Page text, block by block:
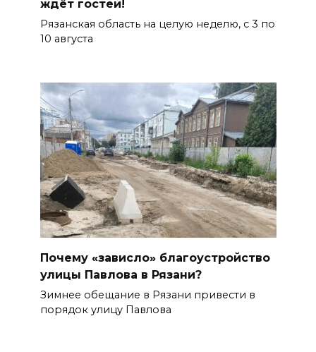
ждёт гостей!
Рязанская область на целую неделю, с 3 по
10 августа
Почему «зависло» благоустройство
улицы Павлова в Рязани?
Зимнее обещание в Рязани привести в
порядок улицу Павлова